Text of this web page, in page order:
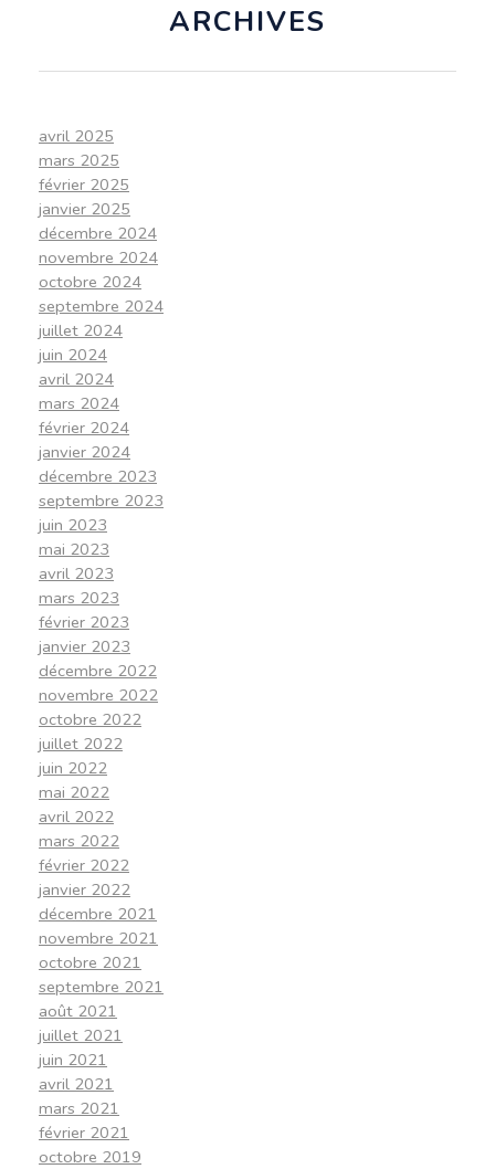
ARCHIVES
avril 2025
mars 2025
février 2025
janvier 2025
décembre 2024
novembre 2024
octobre 2024
septembre 2024
juillet 2024
juin 2024
avril 2024
mars 2024
février 2024
janvier 2024
décembre 2023
septembre 2023
juin 2023
mai 2023
avril 2023
mars 2023
février 2023
janvier 2023
décembre 2022
novembre 2022
octobre 2022
juillet 2022
juin 2022
mai 2022
avril 2022
mars 2022
février 2022
janvier 2022
décembre 2021
novembre 2021
octobre 2021
septembre 2021
août 2021
juillet 2021
juin 2021
avril 2021
mars 2021
février 2021
octobre 2019